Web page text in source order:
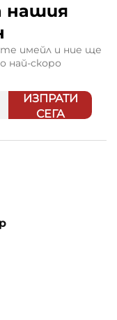
нашия
имейл и ние ще
най-скоро
ИЗПРАТИ
СЕГА